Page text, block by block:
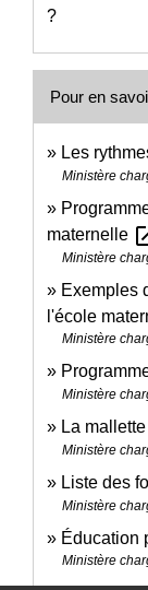
?
Pour en
Les
Ministère
maternelle
Ministère
Exemples
l'école
Ministère
Ministère
La
Ministère
Liste des
Ministère
Éducation
Ministère